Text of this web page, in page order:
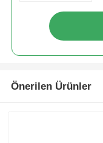
Önerilen Ürünler